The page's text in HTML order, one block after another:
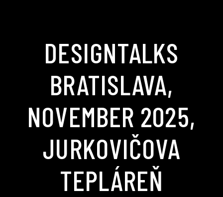
DESIGNTALKS
BRATISLAVA,
NOVEMBER 2025,
JURKOVIČOVA
TEPLÁREŇ